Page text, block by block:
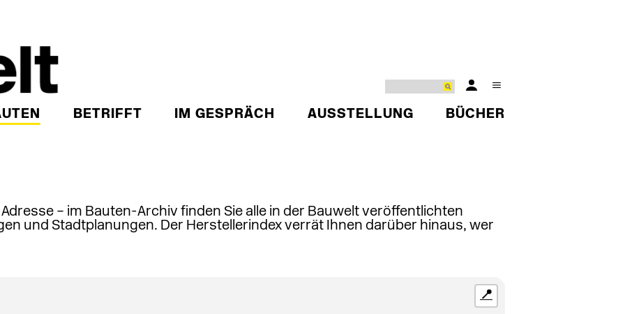
BETRIFFT IM GESPRÄCH AUSSTELLUNG BÜCHER
– im Bauten-Archiv finden Sie alle in der Bauwelt veröffentlichten
und Stadtplanungen. Der Herstellerindex verrät Ihnen darüber hinaus, wer
📍